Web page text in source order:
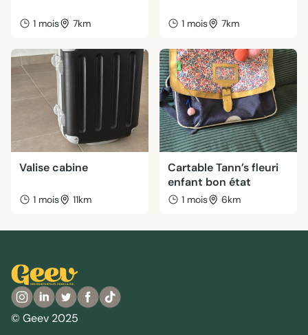
1 mois 7km 1 mois 7km
Valise cabine
1 mois 11km
Cartable Tann’s fleuri
enfant bon état
1 mois 6km
© Geev 2025